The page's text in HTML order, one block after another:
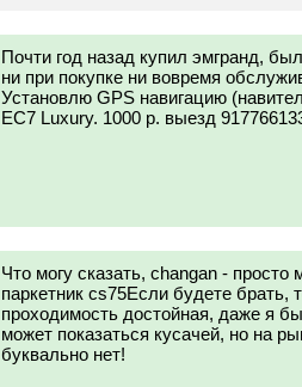
Почти год назад купил эмгранд,
ни при покупке ни вовремя
Установлю GPS навигацию
EC7 Luxury. 1000 р. выезд
Что могу сказать, changan -
паркетник cs75Если будете брать,
проходимость достойная, даже я
может показаться кусачей, но на
буквально нет!